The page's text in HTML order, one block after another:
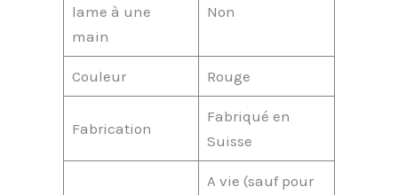
lame à une
main
Non
Couleur Rouge
Fabrication
Fabriqué en
Suisse
A vie (sauf pour